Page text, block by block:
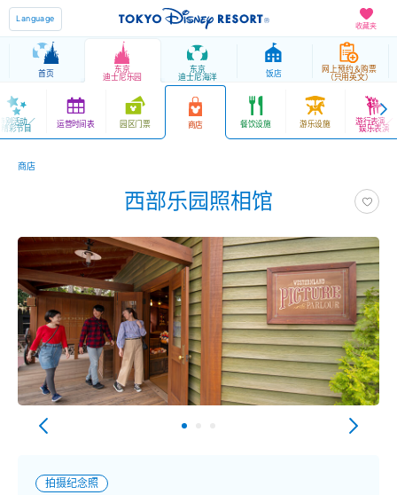
收藏夹
Language
首页 东京
迪士尼乐园
东京
迪士尼海洋 饭店 网上预约＆购票
（只用英文）
别活动／
精彩节目 运营时间表 园区门票 商店 餐饮设施 游乐设施 游行表演／
娱乐表演
商店
西部乐园照相馆
拍摄纪念照